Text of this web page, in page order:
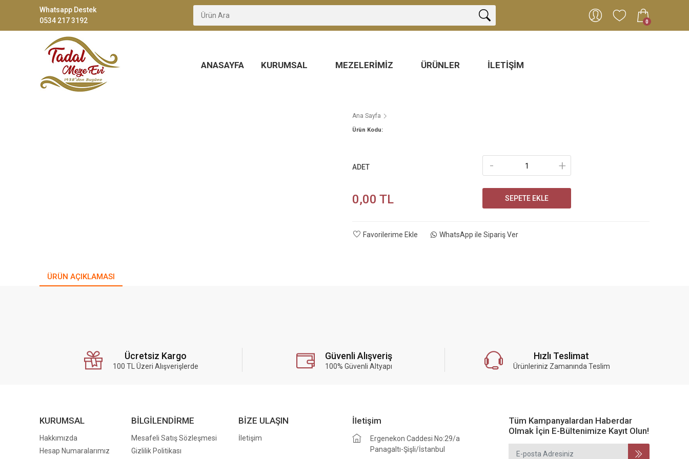
Whatsapp Destek
0534 217 3192
0
ANASAYFA KURUMSAL MEZELERİMİZ ÜRÜNLER İLETIŞIM
Ana Sayfa
Ürün Kodu:
ADET +
-
0,00 TL SEPETE EKLE
Favorilerime Ekle WhatsApp ile SiparişVer
ÜRÜN AÇIKLAMASI
Ücretsiz Kargo
100 TL Üzeri Alışverişlerde
Güvenli Alışveriş
100% Güvenli Altyapı
Hızlı Teslimat
Ürünleriniz Zamanında Teslim
KURUMSAL
Hakkımızda
Hesap Numaralarımız
BİLGİLENDİRME
Mesafeli Satış Sözleşmesi
Gizlilik Politikası
BİZE ULAŞIN
İletişim
İletişim
Ergenekon Caddesi No:29/a
Panagaltı-Şişli/İstanbul
Tüm Kampanyalardan Haberdar
Olmak İçin E-Bültenimize Kayıt Olun!